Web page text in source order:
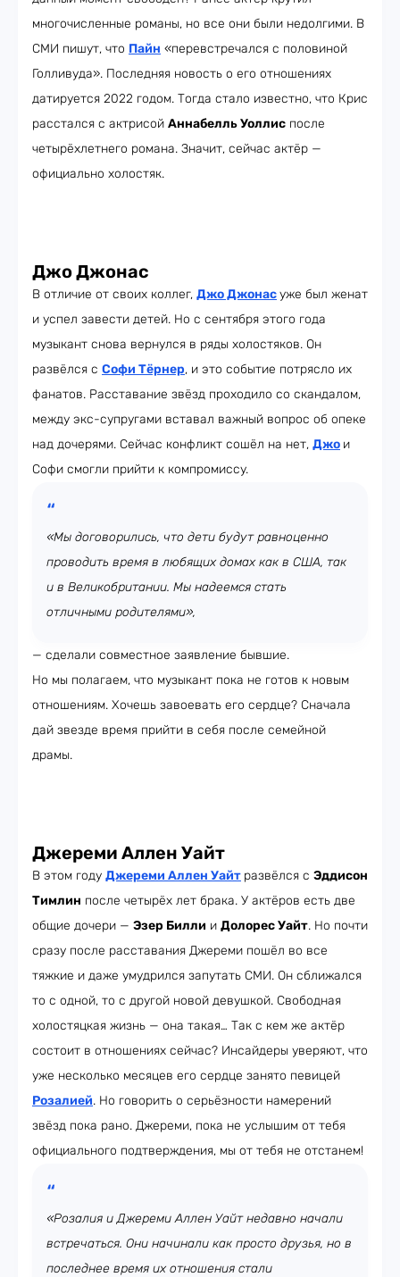
многочисленные романы, но все они были недолгими. В
СМИ пишут, что Пайн «перевстречался с половиной
Голливуда». Последняя новость о его отношениях
датируется 2022 годом. Тогда стало известно, что Крис
расстался с актрисой Аннабелль Уоллис после
четырёхлетнего романа. Значит, сейчас актёр —
официально холостяк.
Джо Джонас
В отличие от своих коллег, Джо Джонасуже был женат
и успел завести детей. Но с сентября этого года
музыкант снова вернулся в ряды холостяков. Он
развёлся с Софи Тёрнер, и это событие потрясло их
фанатов. Расставание звёзд проходило со скандалом,
между экс-супругами вставал важный вопрос об опеке
над дочерями. Сейчас конфликт сошёл на нет, Джо и
Софи смогли прийти к компромиссу.
«Мы договорились, что дети будут равноценно
проводить время в любящих домах как в США, так
и в Великобритании. Мы надеемся стать
отличными родителями»,
— сделали совместное заявление бывшие.
Но мы полагаем, что музыкант пока не готов к новым
отношениям. Хочешь завоевать его сердце? Сначала
дай звезде время прийти в себя после семейной
драмы.
Джереми Аллен Уайт
В этом году Джереми Аллен Уайт развёлся с Эддисон
Тимлин после четырёх лет брака. У актёров есть две
общие дочери — Эзер Билли и Долорес Уайт. Но почти
сразу после расставания Джереми пошёл во все
тяжкие и даже умудрился запутать СМИ. Он сближался
то с одной, то с другой новой девушкой. Свободная
холостяцкая жизнь — она такая… Так с кем же актёр
состоит в отношениях сейчас? Инсайдеры уверяют, что
уже несколько месяцев его сердце занято певицей
Розалией. Но говорить о серьёзности намерений
звёзд пока рано. Джереми, пока не услышим от тебя
официального подтверждения, мы от тебя не отстанем!
«Розалия и Джереми Аллен Уайт недавно начали
встречаться. Они начинали как просто друзья, но в
последнее время их отношения стали